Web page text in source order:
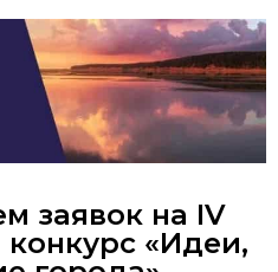
заявок на IV
«Идеи,